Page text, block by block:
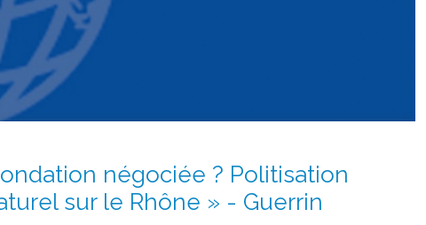
négociée ? Politisation
sur le Rhône » - Guerrin